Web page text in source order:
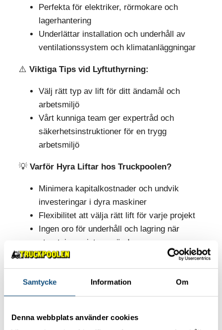
Samtycke Information Om
Denna webbplats använder cookies
Perfekta för elektriker, rörmokare och
lagerhantering
Underlättar installation och underhåll av
ventilationssystem och klimatanläggningar
⚠️ Viktiga Tips vid Lyftuthyrning:
Välj rätt typ av lift för ditt ändamål och
arbetsmiljö
Vårt kunniga team ger expertråd och
säkerhetsinstruktioner för en trygg
arbetsmiljö
💡 Varför Hyra Liftar hos Truckpoolen?
Minimera kapitalkostnader och undvik
investeringar i dyra maskiner
Flexibilitet att välja rätt lift för varje projekt
Ingen oro för underhåll och lagring när
utrustningen inte används
Kontakta oss idag för pålitliga bomliftar
och saxliftar!
Vi är redo att höja din arbetsplats